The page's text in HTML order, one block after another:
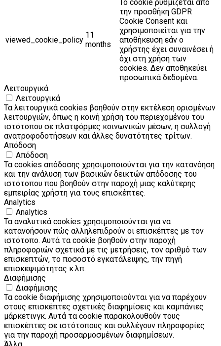
viewed_cookie_policy
11
months
Το cookie ρυθμίζεται από
την προσθήκη GDPR
Cookie Consent και
χρησιμοποιείται για την
αποθήκευση εάν ο
χρήστης έχει συναινέσει ή
όχι στη χρήση των
cookies. Δεν αποθηκεύει
προσωπικά δεδομένα.
Λειτουργικά
Λειτουργικά
Τα λειτουργικά cookies βοηθούν στην εκτέλεση ορισμένων
λειτουργιών, όπως η κοινή χρήση του περιεχομένου του
ιστότοπου σε πλατφόρμες κοινωνικών μέσων, η συλλογή
ανατροφοδοτήσεων και άλλες δυνατότητες τρίτων.
Απόδοση
Απόδοση
Τα cookies απόδοσης χρησιμοποιούνται για την κατανόηση
και την ανάλυση των βασικών δεικτών απόδοσης του
ιστότοπου που βοηθούν στην παροχή μιας καλύτερης
εμπειρίας χρήστη για τους επισκέπτες.
Analytics
Analytics
Τα αναλυτικά cookies χρησιμοποιούνται για να
κατανοήσουν πώς αλληλεπιδρούν οι επισκέπτες με τον
ιστότοπο. Αυτά τα cookie βοηθούν στην παροχή
πληροφοριών σχετικά με τις μετρήσεις, τον αριθμό των
επισκεπτών, το ποσοστό εγκατάλειψης, την πηγή
επισκεψιμότητας κ.λπ.
Διαφήμισης
Διαφήμισης
Τα cookie διαφήμισης χρησιμοποιούνται για να παρέχουν
στους επισκέπτες σχετικές διαφημίσεις και καμπάνιες
μάρκετινγκ. Αυτά τα cookie παρακολουθούν τους
επισκέπτες σε ιστότοπους και συλλέγουν πληροφορίες
για την παροχή προσαρμοσμένων διαφημίσεων.